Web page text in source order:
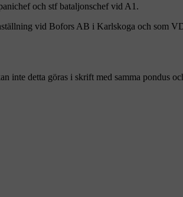
och stf bataljonschef vid A1.
vid Bofors AB i Karlskoga och som
inte detta göras i skrift med samma pondus